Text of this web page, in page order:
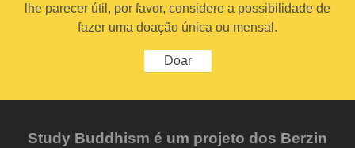
lhe parecer útil, por favor, considere a possibilidade de
fazer uma doação única ou mensal.
Doar
Study Buddhism é um projeto dos Berzin